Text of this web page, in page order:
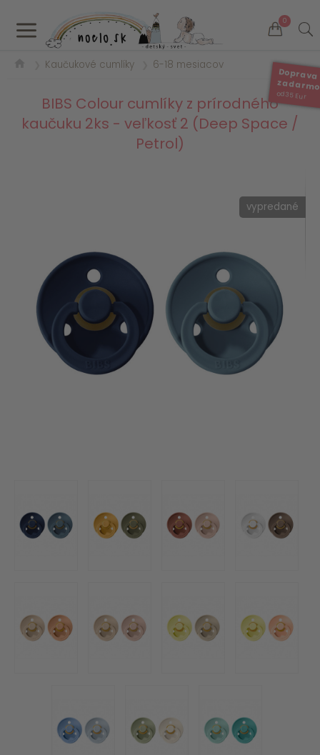
a 0
Doprava
od 35 Eur
Kaučukové cumlíky 6-18 mesiacov
BIBS Colour cumlíky z prírodného
kaučuku 2ks - veľkosť 2 (Deep Space /
Petrol)
vypredané